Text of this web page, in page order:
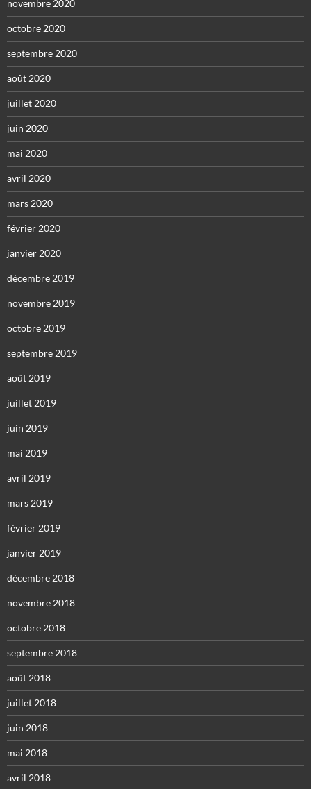
novembre 2020
octobre 2020
septembre 2020
août 2020
juillet 2020
juin 2020
mai 2020
avril 2020
mars 2020
février 2020
janvier 2020
décembre 2019
novembre 2019
octobre 2019
septembre 2019
août 2019
juillet 2019
juin 2019
mai 2019
avril 2019
mars 2019
février 2019
janvier 2019
décembre 2018
novembre 2018
octobre 2018
septembre 2018
août 2018
juillet 2018
juin 2018
mai 2018
avril 2018